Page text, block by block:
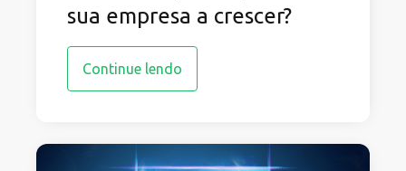
sua empresa a crescer?
Continue lendo